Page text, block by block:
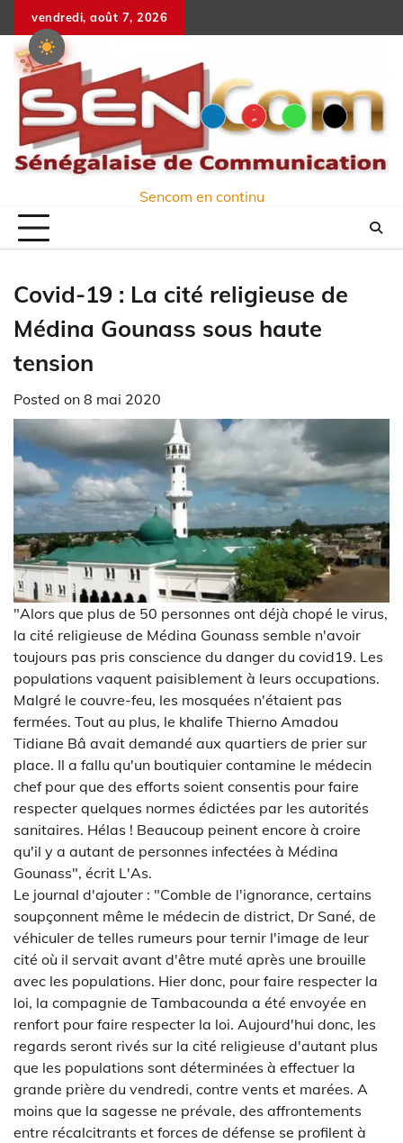
to
content
vendredi, août 7, 2026
Sencom en continu
Covid-19 : La cité religieuse de
Médina Gounass sous haute
tension
Posted on 8 mai 2020
"Alors que plus de 50 personnes ont déjà chopé le virus,
la cité religieuse de Médina Gounass semble n'avoir
toujours pas pris conscience du danger du covid19. Les
populations vaquent paisiblement à leurs occupations.
Malgré le couvre-feu, les mosquées n'étaient pas
fermées. Tout au plus, le khalife Thierno Amadou
Tidiane Bâ avait demandé aux quartiers de prier sur
place. Il a fallu qu'un boutiquier contamine le médecin
chef pour que des efforts soient consentis pour faire
respecter quelques normes édictées par les autorités
sanitaires. Hélas ! Beaucoup peinent encore à croire
qu'il y a autant de personnes infectées à Médina
Gounass", écrit L'As.
Le journal d'ajouter : "Comble de l'ignorance, certains
soupçonnent même le médecin de district, Dr Sané, de
véhiculer de telles rumeurs pour ternir l'image de leur
cité où il servait avant d'être muté après une brouille
avec les populations. Hier donc, pour faire respecter la
loi, la compagnie de Tambacounda a été envoyée en
renfort pour faire respecter la loi. Aujourd'hui donc, les
regards seront rivés sur la cité religieuse d'autant plus
que les populations sont déterminées à effectuer la
grande prière du vendredi, contre vents et marées. A
moins que la sagesse ne prévale, des affrontements
entre récalcitrants et forces de défense se profilent à